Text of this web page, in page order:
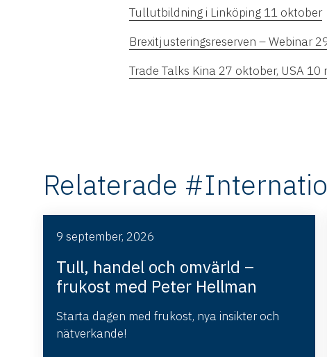
Tullutbildning i Linköping 11 oktober
Brexitjusteringsreserven – Webinar
Trade Talks Kina 27 oktober, USA
Relaterade
9 september, 2026
Tull, handel och omvärld –
frukost med Peter Hellman
Starta dagen med frukost, nya insikter och
nätverkande!